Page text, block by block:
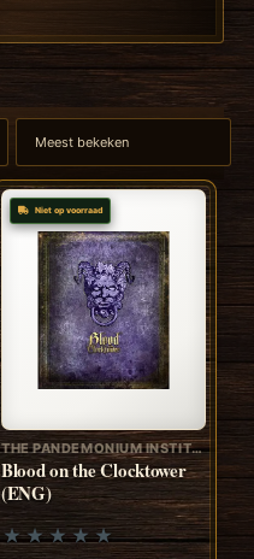
Niet op voorraad
THE PANDEMONIUM INSTITUTE
Blood on the Clocktower
(ENG)